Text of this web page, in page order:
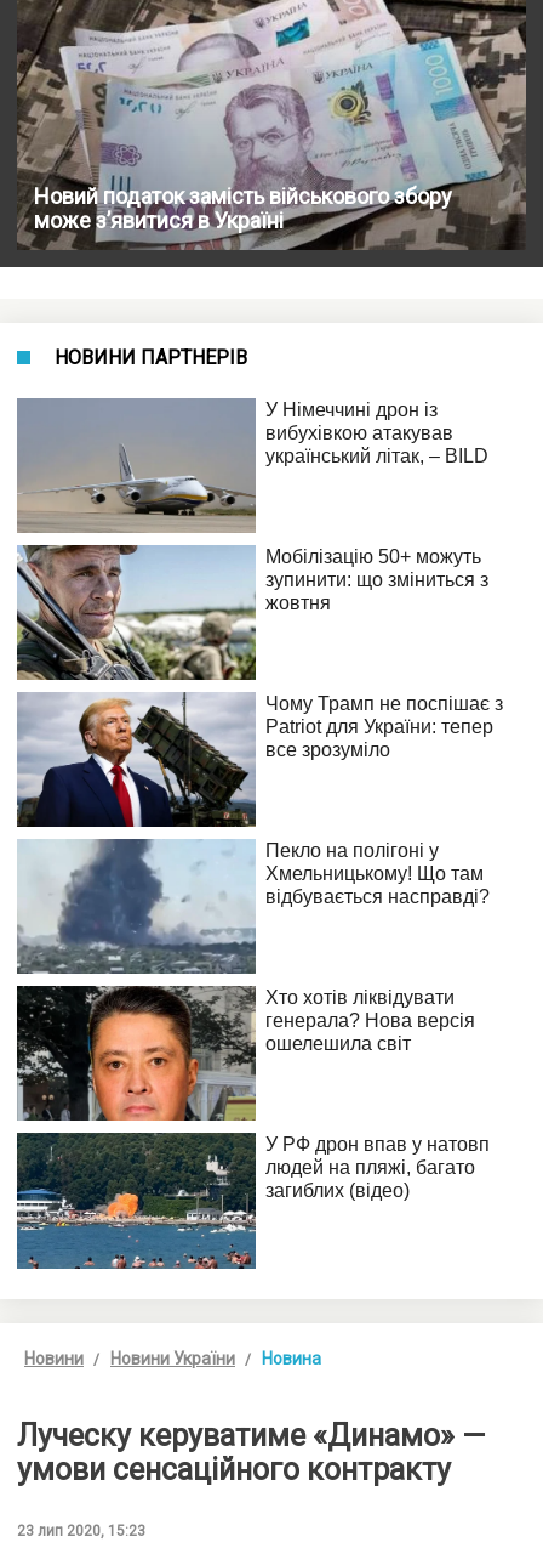
Новий податок замість військового збору
може з’явитися в Україні
НОВИНИ ПАРТНЕРІВ
Новини Новини України Новина
Луческу керуватиме «Динамо» —
умови сенсаційного контракту
23 лип 2020, 15:23